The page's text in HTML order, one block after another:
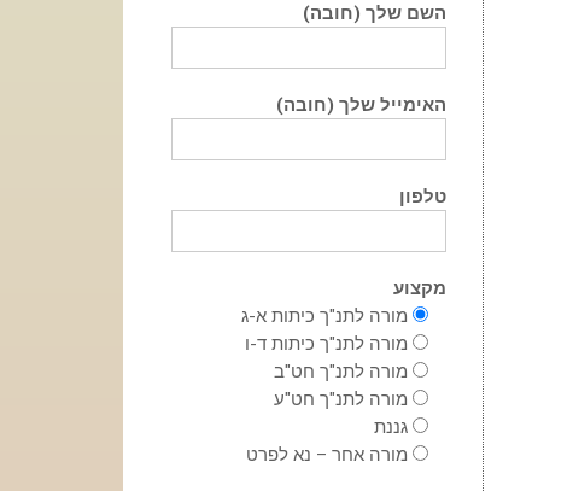
השם שלך (חובה)
האימייל שלך (חובה)
טלפון
מקצוע
מורה לתנ"ך כיתות א-ג
מורה לתנ"ך כיתות ד-ו
מורה לתנ"ך חט"ב
מורה לתנ"ך חט"ע
גננת
מורה אחר – נא לפרט